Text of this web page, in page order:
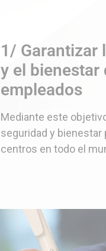
1/ Garantizar
y el bienestar
empleados
Mediante este
seguridad y
centros en todo el